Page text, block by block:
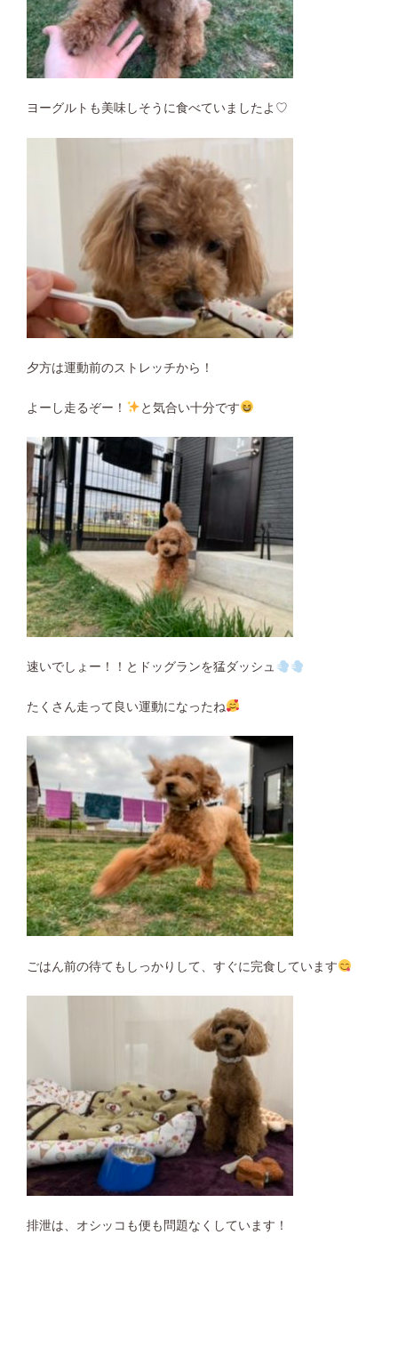
ヨーグルトも美味しそうに食べていましたよ♡
夕方は運動前のストレッチから！
よーし走るぞー！ と気合い十分です
速いでしょー！！とドッグランを猛ダッシュ
たくさん走って良い運動になったね
ごはん前の待てもしっかりして、すぐに完食しています
排泄は、オシッコも便も問題なくしています！